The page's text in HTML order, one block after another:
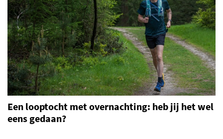
Een looptocht met overnachting: heb jij het wel
eens gedaan?